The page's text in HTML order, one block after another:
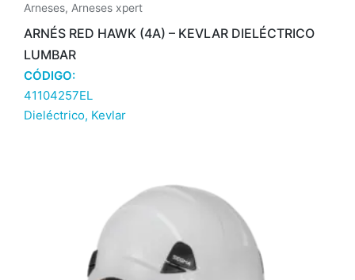
Arneses, Arneses xpert
ARNÉS RED HAWK (4A) – KEVLAR DIELÉCTRICO
LUMBAR
CÓDIGO:
41104257EL
Dieléctrico, Kevlar